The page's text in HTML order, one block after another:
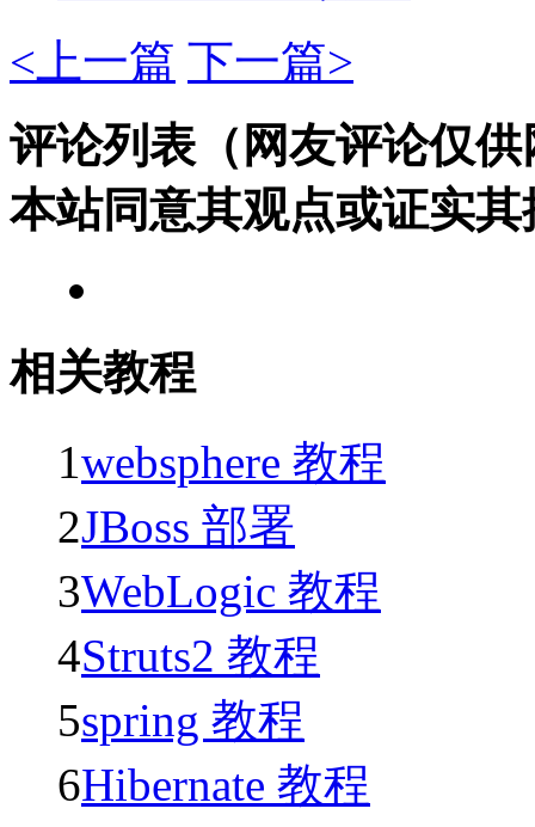
<上一篇 下一篇>
评论列表（网友评论仅
本站同意其观点或证实其
相关教程
1websphere 教程
2JBoss 部署
3WebLogic 教程
4Struts2 教程
5spring 教程
6Hibernate 教程